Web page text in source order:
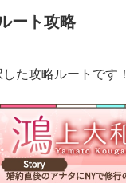
ート攻略
した攻略ルートです！